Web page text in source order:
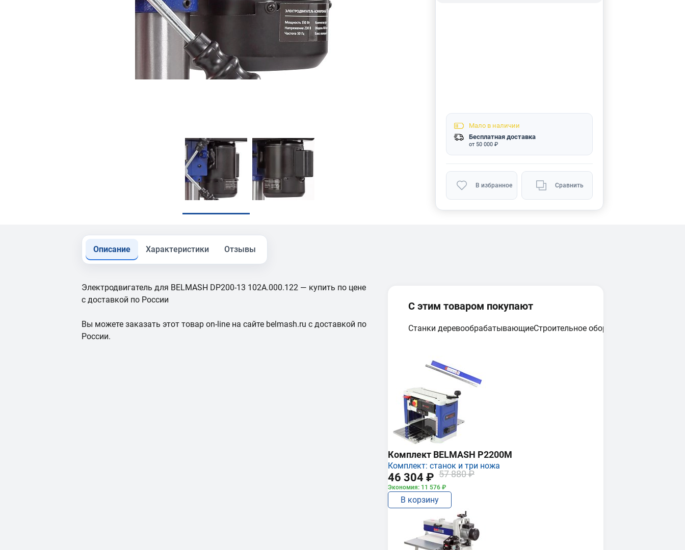
Мало в наличии
Бесплатная доставка
от 50 000 ₽
В избранное Сравнить
Описание Характеристики Отзывы
Электродвигатель для BELMASH DP200-13 102A.000.122 — купить по цене
с доставкой по России
Вы можете заказать этот товар on-line на сайте belmash.ru с доставкой по
России.
С этим товаром покупают
Станки деревообрабатывающиеСтроительное оборудование
Комплект BELMASH P2200M
Комплект: станок и три ножа
46 304 ₽ 57 880 ₽
Экономия: 11 576 ₽
В корзину